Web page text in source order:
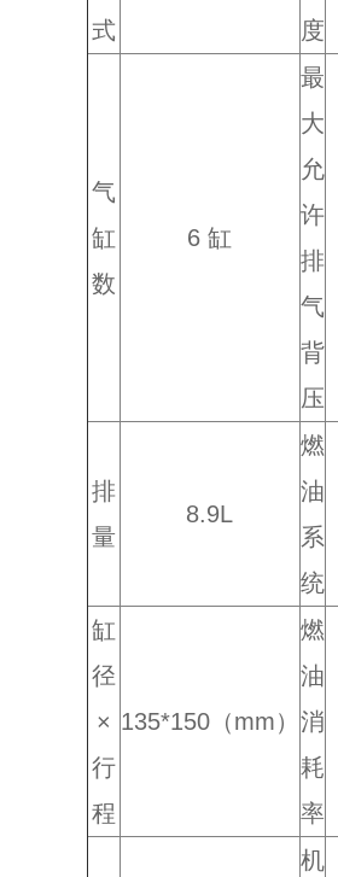
式
度
气
缸
数
6 缸
最
大
允
许
排
气
背
压
排
量
8.9L
燃
油
系
统
缸
径
×
行
程
135*150（mm）
燃
油
消
耗
率
机